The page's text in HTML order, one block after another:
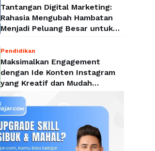
Tantangan Digital Marketing:
Rahasia Mengubah Hambatan
Menjadi Peluang Besar untuk
Pendidikan
Maksimalkan Engagement
dengan Ide Konten Instagram
yang Kreatif dan Mudah